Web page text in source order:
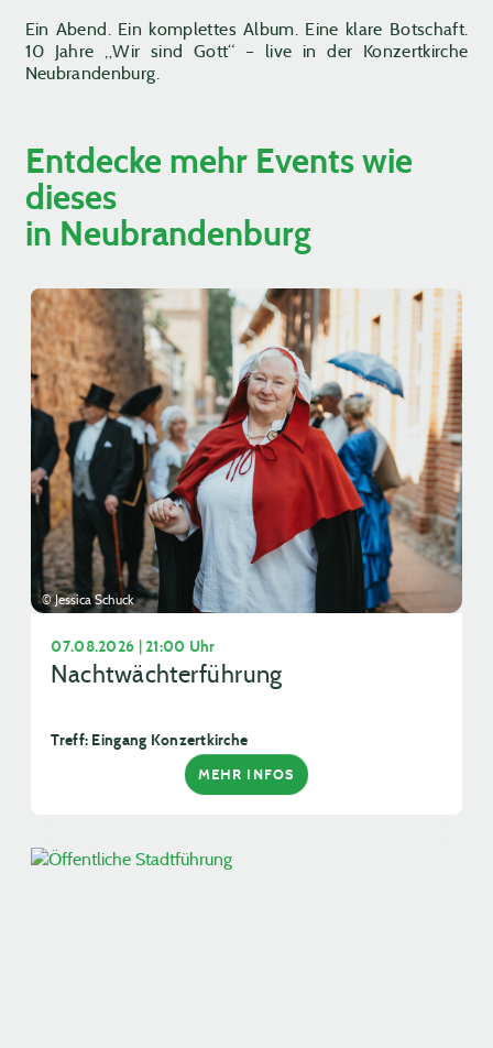
Ein Abend. Ein komplettes Album. Eine klare Botschaft.
10 Jahre „Wir sind Gott“ – live in der Konzertkirche
Neubrandenburg.
Entdecke mehr Events wie
dieses
in Neubrandenburg
© Jessica Schuck
07.08.2026 | 21:00 Uhr
Nachtwächterführung
Treff: Eingang Konzertkirche
MEHR INFOS